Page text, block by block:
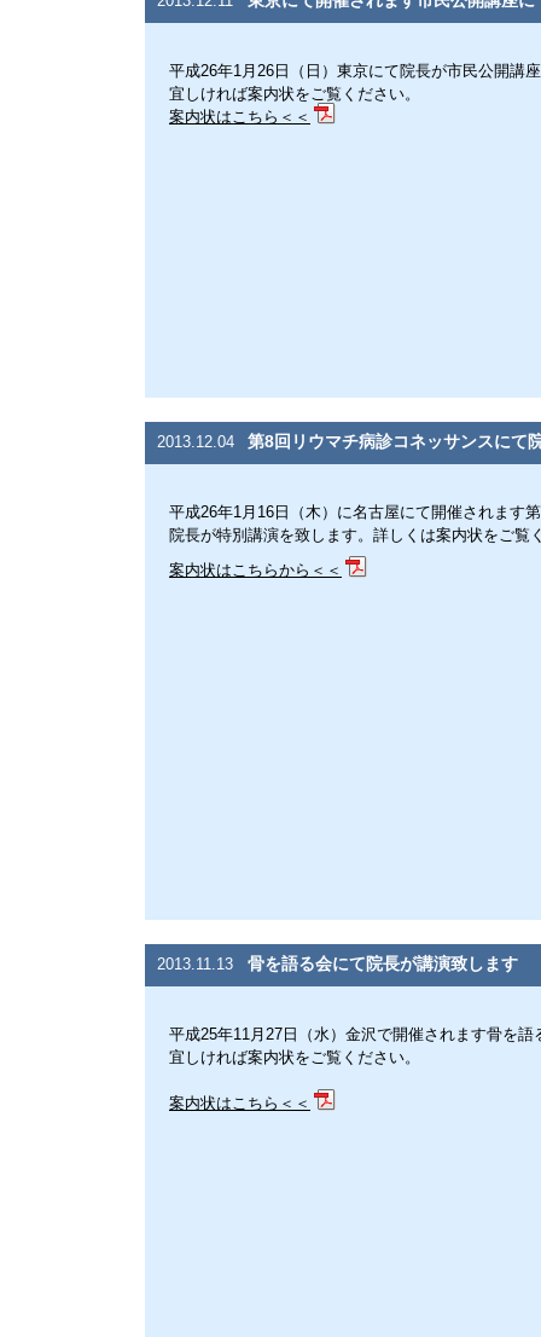
平成26年1月26日（日）東京にて院長が市民公開講
宜しければ案内状をご覧ください。
案内状はこちら＜＜
2013.12.04 第8回リウマチ病診コネッサンスにて
平成26年1月16日（木）に名古屋にて開催されます
院長が特別講演を致します。詳しくは案内状をご覧
案内状はこちらから＜＜
2013.11.13 骨を語る会にて院長が講演致します
平成25年11月27日（水）金沢で開催されます骨を
宜しければ案内状をご覧ください。
案内状はこちら＜＜